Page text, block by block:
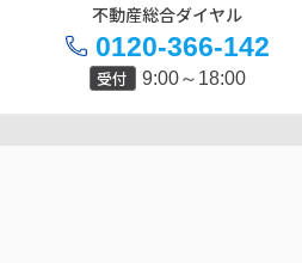
不動産総合ダイヤル
0120-366-142
受付 9:00～18:00